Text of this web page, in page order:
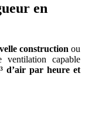
en
construction ou
ventilation capable
d’air par heure et